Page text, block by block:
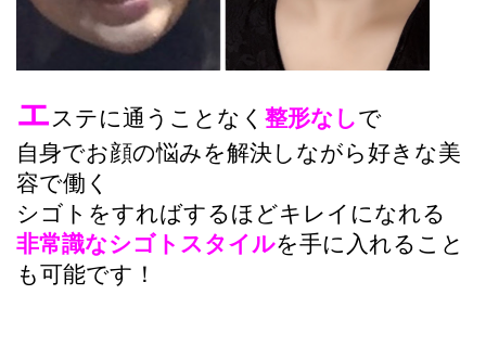
エ ステに通うことなく 整形なしで
自身でお顔の悩みを解決しながら好きな美
容で働く
シゴトをすればするほどキレイになれる
非常識なシゴトスタイルを手に入れること
も可能です！